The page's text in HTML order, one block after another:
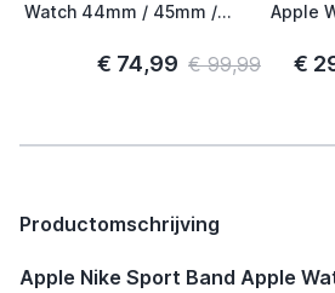
Watch 44mm / 45mm /
Titanium€ 74,99 € 99,99
Apple
/
€
Productomschrijving
Apple Nike Sport Band Apple